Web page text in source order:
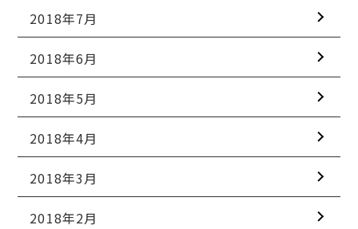
2018年7月
2018年6月
2018年5月
2018年4月
2018年3月
2018年2月